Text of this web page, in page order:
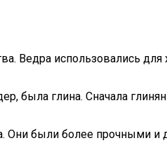
Ведра использовались
была глина. Сначала
были более прочными и